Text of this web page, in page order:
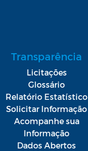
Transparência
Licitações
Glossário
Relatório Estatístico
Solicitar Informação
Acompanhe sua
Informação
Dados Abertos